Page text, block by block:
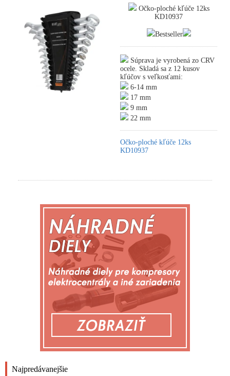
Najpredávanejšie
Očko-ploché kľúče 12ks
KD10937
Bestseller
Súprava je vyrobená zo CRV
ocele. Skladá sa z 12 kusov
kľúčov s veľkosťami:
6-14 mm
17 mm
9 mm
22 mm
Očko-ploché kľúče 12ks
KD10937